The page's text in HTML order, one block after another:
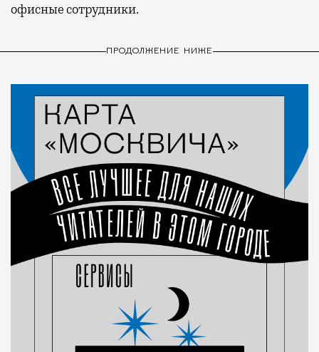
офисные сотрудники.
ПРОДОЛЖЕНИЕ НИЖЕ